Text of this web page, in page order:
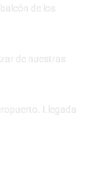
de los
de nuestras
Llegada